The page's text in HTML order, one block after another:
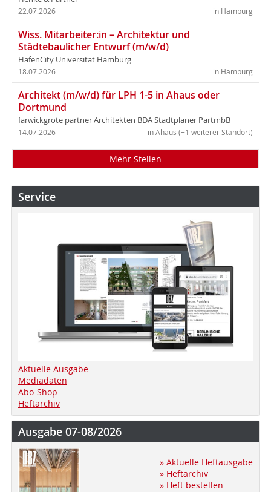
in Hamburg
22.07.2026
Wiss. Mitarbeiter:in – Architektur und
Städtebaulicher Entwurf (m/w/d)
HafenCity Universität Hamburg
in Hamburg
18.07.2026
Architekt (m/w/d) für LPH 1-5 in Ahaus oder
Dortmund
farwickgrote partner Architekten BDA Stadtplaner PartmbB
in Ahaus (+1 weiterer Standort)
14.07.2026
Mehr Stellen
Service
Aktuelle Ausgabe
Mediadaten
Abo-Shop
Heftarchiv
Ausgabe 07-08/2026
» Aktuelle Heftausgabe
» Heftarchiv
» Heft bestellen